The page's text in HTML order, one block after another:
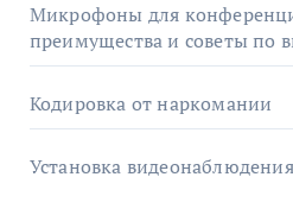
Микрофоны для
преимущества и советы по
Кодировка от наркомании
Установка видеонаблюдения